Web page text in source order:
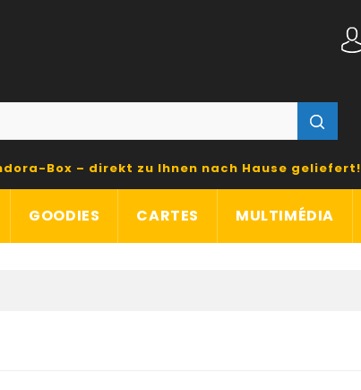
Box – direkt zu Ihnen nach Hause geliefert!
GOODIES CARTES MULTIMÉDIA